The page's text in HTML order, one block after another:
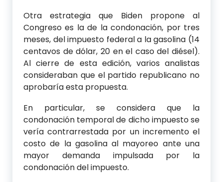
Otra estrategia que Biden propone al
Congreso es la de la condonación, por tres
meses, del impuesto federal a la gasolina (14
centavos de dólar, 20 en el caso del diésel).
Al cierre de esta edición, varios analistas
consideraban que el partido republicano no
aprobaría esta propuesta.
En particular, se considera que la
condonación temporal de dicho impuesto se
vería contrarrestada por un incremento el
costo de la gasolina al mayoreo ante una
mayor demanda impulsada por la
condonación del impuesto.